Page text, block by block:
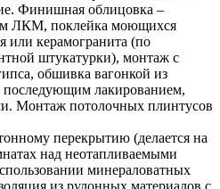
Финишная облицовка –
ЛКМ, поклейка моющихся
или керамогранита (по
штукатурки), монтаж с
обшивка вагонкой из
последующим лакированием,
Монтаж потолочных плинтусов
перекрытию (делается на
над неотапливаемыми
минераловатных
из рулонных материалов с